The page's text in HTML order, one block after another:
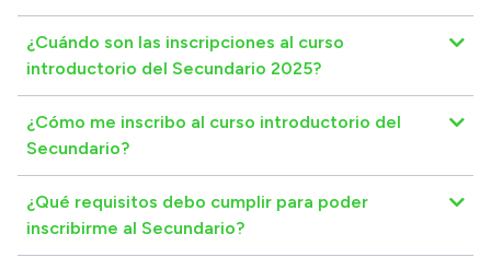
¿Cuándo son las inscripciones al curso
introductorio del Secundario 2025?
¿Cómo me inscribo al curso introductorio del
Secundario?
¿Qué requisitos debo cumplir para poder
inscribirme al Secundario?